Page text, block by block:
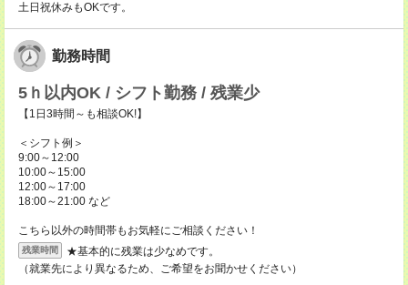
土日祝休みもOKです。
勤務時間
5ｈ以内OK / シフト勤務 / 残業少
【1日3時間～も相談OK!】
＜シフト例＞
9:00～12:00
10:00～15:00
12:00～17:00
18:00～21:00 など
こちら以外の時間帯もお気軽にご相談ください！
残業時間
★基本的に残業は少なめです。
（就業先により異なるため、ご希望をお聞かせください）